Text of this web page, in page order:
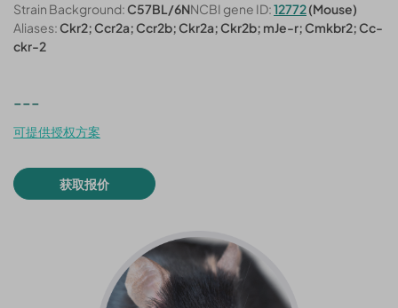
Strain Background:C57BL/6NNCBI gene ID:12772(Mouse)
Aliases:Ckr2; Ccr2a; Ccr2b; Ckr2a; Ckr2b; mJe-r; Cmkbr2; Cc-
ckr-2
---
可提供授权方案
获取报价